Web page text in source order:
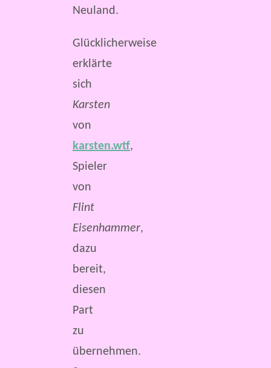
Neuland.
Glücklicherweise
erklärte
sich
Karsten
von
karsten.wtf,
Spieler
von
Flint
Eisenhammer,
dazu
bereit,
diesen
Part
zu
übernehmen.